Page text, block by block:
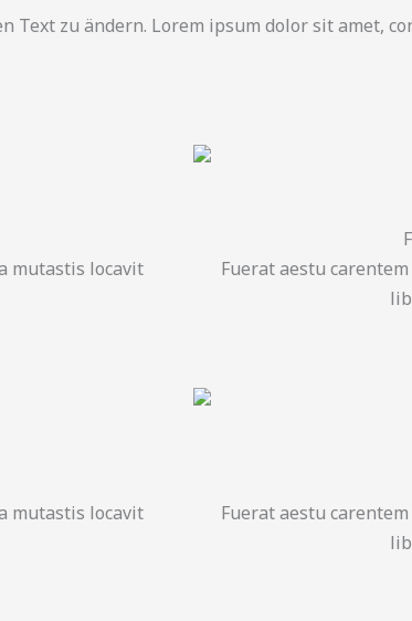
Text zu ändern. Lorem ipsum dolor sit amet,
mutastis locavit
Fuerat aestu
mutastis locavit
Fuerat aestu